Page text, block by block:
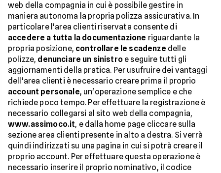
web della compagnia in cui è possibile gestire in
maniera autonoma la propria polizza assicurativa. In
particolare l'area clienti riservata consente di
accedere a tutta la documentazione riguardante la
propria posizione, controllare le scadenze delle
polizze, denunciare un sinistroe seguire tutti gli
aggiornamenti della pratica. Per usufruire dei vantaggi
dell'area clienti è necessario creare prima il proprio
account personale, un'operazione semplice e che
richiede poco tempo. Per effettuare la registrazione è
necessario collegarsi al sito web della compagnia,
www.assimoco.it, e dalla home page cliccare sulla
sezione area clienti presente in alto a destra. Si verrà
quindi indirizzati su una pagina in cui si potrà creare il
proprio account. Per effettuare questa operazione è
necessario inserire il proprio nominativo, il codice